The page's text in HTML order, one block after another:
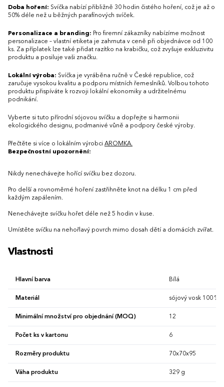
Doba hoření: Svíčka nabízí přibližně 30 hodin čistého hoření, což je až o
50% déle než u běžných parafínových svíček.
Personalizace a branding: Pro firemní zákazníky nabízíme možnost
personalizace – vlastní etiketa je zahrnuta v ceně při objednávce od 100
ks. Za příplatek lze také přidat razítko na krabičku, což zvyšuje exkluzivitu
produktu a posiluje vaši značku.
Lokální výroba: Svíčka je vyráběna ručně v České republice, což
zaručuje vysokou kvalitu a podporu místních řemeslníků. Volbou tohoto
produktu přispíváte k rozvoji lokální ekonomiky a udržitelnému
podnikání.
Vyberte si tuto přírodní sójovou svíčku a dopřejte si harmonii
ekologického designu, podmanivé vůně a podpory české výroby.
Přečtěte si více o lokálním výrobci AROMKA.
Bezpečnostní upozornění:
Nikdy nenechávejte hořící svíčku bez dozoru.
Pro delší a rovnoměrné hoření zastřihněte knot na délku 1 cm před
každým zapálením.
Nenechávejte svíčku hořet déle než 5 hodin v kuse.
Umístěte svíčku na nehořlavý povrch mimo dosah dětí a domácích zvířat.
Vlastnosti
Hlavní barva Bílá
Materiál sójový vosk 100 %
Minimální množství pro objednání (MOQ) 12
Počet ks v kartonu 6
Rozměry produktu 70x70x95
Váha produktu 329 g